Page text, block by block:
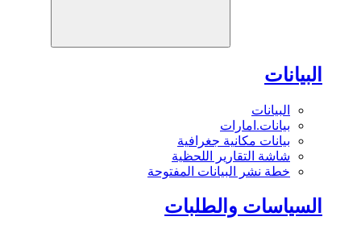
البيانات
البيانات
بيانات.امارات
بيانات مكانية جغرافية
شاشة التقارير اللحظية
خطة نشر البيانات المفتوحة
السياسات والطلبات